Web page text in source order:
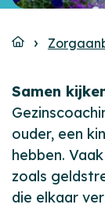
Samen
ouder, een
hebben.
zoals
die elkaar